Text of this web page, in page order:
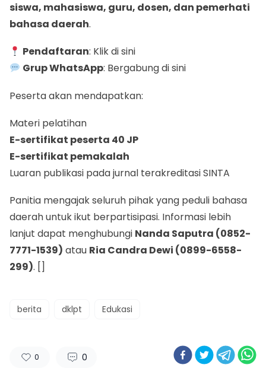
siswa, mahasiswa, guru, dosen, dan pemerhati
bahasa daerah.
Pendaftaran: Klik di sini
Grup WhatsApp: Bergabung di sini
Peserta akan mendapatkan:
Materi pelatihan
E-sertifikat peserta 40 JP
E-sertifikat pemakalah
Luaran publikasi pada jurnal terakreditasi SINTA
Panitia mengajak seluruh pihak yang peduli bahasa
daerah untuk ikut berpartisipasi. Informasi lebih
lanjut dapat menghubungi Nanda Saputra (0852-
7771-1539) atau Ria Candra Dewi (0899-6558-
299). []
berita dklpt Edukasi
0 0